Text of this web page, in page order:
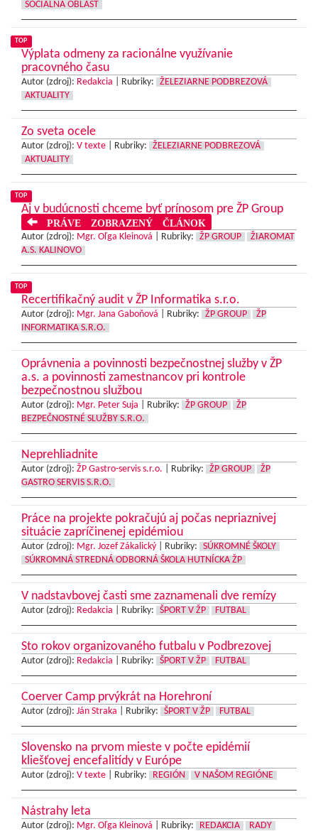
SOCIÁLNA OBLASŤ
TOP
Výplata odmeny za racionálne využívanie
pracovného času
Autor (zdroj): Redakcia Rubriky:
ŽELEZIARNE PODBREZOVÁ
AKTUALITY
Zo sveta ocele
Autor (zdroj): V texte Rubriky:
ŽELEZIARNE PODBREZOVÁ
AKTUALITY
TOP
Aj v budúcnosti chceme byť prínosom pre ŽP Group
PRÁVE ZOBRAZENÝ ČLÁNOK
Autor (zdroj): Mgr. Oľga Kleinová Rubriky: ŽP GROUP
ŽIAROMAT
A.S. KALINOVO
TOP
Recertifikačný audit v ŽP Informatika s.r.o.
Autor (zdroj): Mgr. Jana Gaboňová Rubriky: ŽP GROUP
ŽP
INFORMATIKA S.R.O.
Oprávnenia a povinnosti bezpečnostnej služby v ŽP
a.s. a povinnosti zamestnancov pri kontrole
bezpečnostnou službou
Autor (zdroj): Mgr. Peter Suja Rubriky: ŽP GROUP
ŽP
BEZPEČNOSTNÉ SLUŽBY S.R.O.
Neprehliadnite
Autor (zdroj): ŽP Gastro-servis s.r.o. Rubriky: ŽP GROUP
ŽP
GASTRO SERVIS S.R.O.
Práce na projekte pokračujú aj počas nepriaznivej
situácie zapríčinenej epidémiou
Autor (zdroj): Mgr. Jozef Zákalický Rubriky:
SÚKROMNÉ ŠKOLY
SÚKROMNÁ STREDNÁ ODBORNÁ ŠKOLA HUTNÍCKA ŽP
V nadstavbovej časti sme zaznamenali dve remízy
Autor (zdroj): Redakcia Rubriky: ŠPORT V ŽP FUTBAL
Sto rokov organizovaného futbalu v Podbrezovej
Autor (zdroj): Redakcia Rubriky: ŠPORT V ŽP FUTBAL
Coerver Camp prvýkrát na Horehroní
Autor (zdroj): Ján Straka Rubriky: ŠPORT V ŽP FUTBAL
Slovensko na prvom mieste v počte epidémií
kliešťovej encefalitídy v Európe
Autor (zdroj): V texte Rubriky: REGIÓN V NAŠOM REGIÓNE
Nástrahy leta
Autor (zdroj): Mgr. Oľga Kleinová Rubriky: REDAKCIA RADY